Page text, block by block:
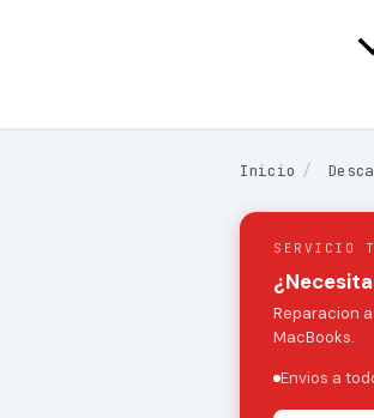
Inicio /
SERVICIO
Reparacion
MacBooks.
Envios a